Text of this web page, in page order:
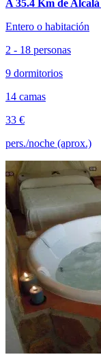
A 35.4 Km de
Entero o habitación
2 - 18 personas
9 dormitorios
14 camas
33 €
pers./noche (aprox.)